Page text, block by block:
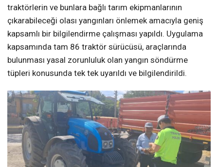
traktörlerin ve bunlara bağlı tarım ekipmanlarının
çıkarabileceği olası yangınları önlemek amacıyla geniş
kapsamlı bir bilgilendirme çalışması yapıldı. Uygulama
kapsamında tam 86 traktör sürücüsü, araçlarında
bulunması yasal zorunluluk olan yangın söndürme
tüpleri konusunda tek tek uyarıldı ve bilgilendirildi.